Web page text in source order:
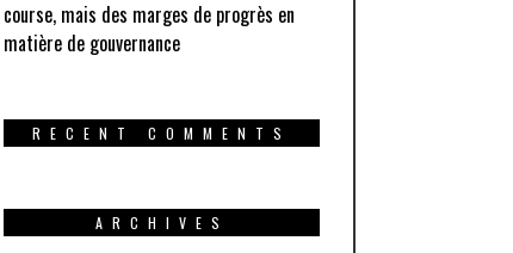
course, mais des marges de progrès en
matière de gouvernance
RECENT COMMENTS
ARCHIVES